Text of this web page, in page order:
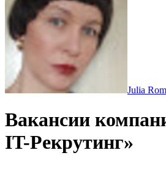
Julia
Вакансии
IT-Рекрутинг»